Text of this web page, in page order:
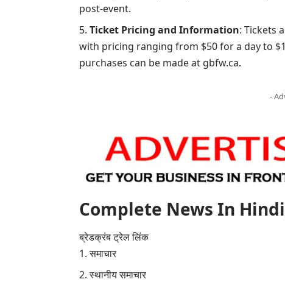
post-event.
Ticket Pricing and Information: Tickets
with pricing ranging from $50 for a day to
purchases can be made at gbfw.ca.
-
Complete News In
ब्रेडक्रंब ट्रेल लिंक
समाचार
स्थानीय समाचार